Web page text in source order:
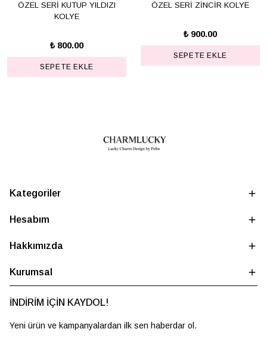
ÖZEL SERİ KUTUP YILDIZI
KOLYE
₺ 800.00
SEPETE EKLE
ÖZEL SERİ ZİNCİR KOLYE
₺ 900.00
SEPETE EKLE
Kategoriler
Hesabım
Hakkımızda
Kurumsal
İNDİRİM İÇİN KAYDOL!
Yeni ürün ve kampanyalardan ilk sen haberdar ol.